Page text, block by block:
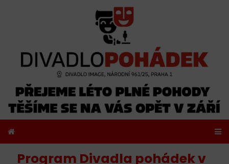
Program Divadla pohádek v